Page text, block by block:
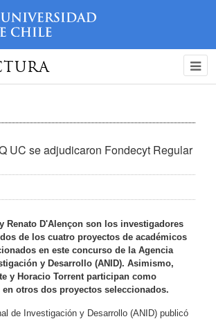
UC se adjudicaron Fondecyt Regular
Renato D'Alençon son los investigadores
de los cuatro proyectos de académicos
en este concurso de la Agencia
y Desarrollo (ANID). Asimismo,
y Horacio Torrent participan como
otros dos proyectos seleccionados.
de Investigación y Desarrollo (ANID) publicó